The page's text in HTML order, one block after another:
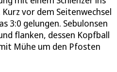
vor dem Seitenwechsel
3:0 gelungen. Sebulonsen
flanken, dessen Kopfball
Mühe um den Pfosten